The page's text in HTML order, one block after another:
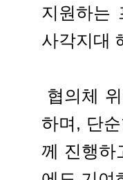
지원하는
사각지대
협의체
하며, 단
께 진행하